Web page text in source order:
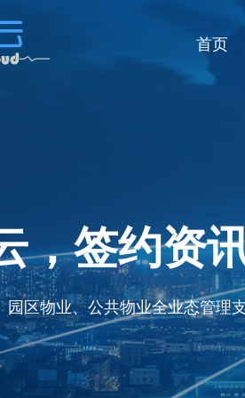
首页
，签约资
园区物业、公共物业全业态管理